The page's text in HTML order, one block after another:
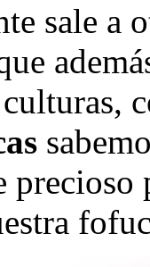
sale a
precioso